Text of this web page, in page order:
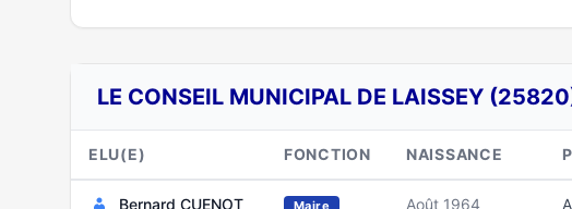
LE CONSEIL MUNICIPAL DE LAISSEY
ELU(E) FONCTION NAISSANCE
Bernard CUENOT Maire Août 1964